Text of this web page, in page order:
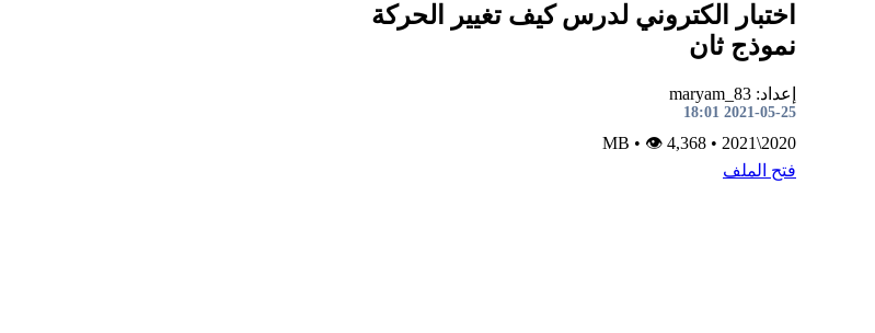
اختبار الكتروني لدرس كيف تغيير الحركة
نموذج ثان
إعداد: maryam_83
2021-05-25 18:01
2020\2021
•
• 👁 4,368
فتح الملف